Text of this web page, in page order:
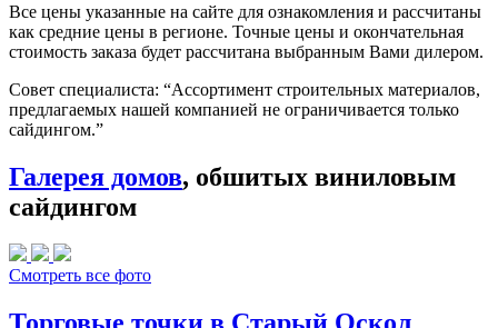
Все цены указанные на сайте для ознакомления и рассчитаны
как средние цены в регионе. Точные цены и окончательная
стоимость заказа будет рассчитана выбранным Вами дилером.
Совет специалиста: “Ассортимент строительных материалов,
предлагаемых нашей компанией не ограничивается только
сайдингом.”
Галерея домов, обшитых виниловым
сайдингом
Смотреть все фото